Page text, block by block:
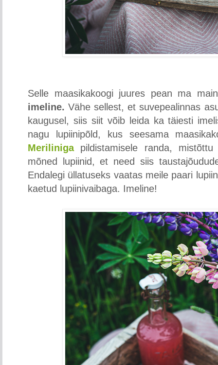
Selle maasikakoogi juures pean ma
imeline.Vähe sellest, et suvepealinnas
kaugusel, siis siit võib leida ka täiesti
nagu lupiinipõld, kus seesama
Merilinigapildistamisele randa,
mõned lupiinid, et need siis
Endalegi üllatuseks vaatas meile paari
kaetud lupiinivaibaga. Imeline!